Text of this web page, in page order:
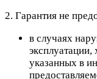
2. Гарантия не
в случаях
эксплуатации,
указанных в